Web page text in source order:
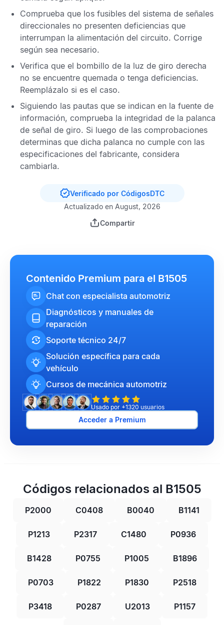
Comprueba que los fusibles del sistema de señales
direccionales no presenten deficiencias que
interrumpan la alimentación del circuito. Corrige
según sea necesario.
Verifica que el bombillo de la luz de giro derecha
no se encuentre quemada o tenga deficiencias.
Reemplázalo si es el caso.
Siguiendo las pautas que se indican en la fuente de
información, comprueba la integridad de la palanca
de señal de giro. Si luego de las comprobaciones
determinas que dicha palanca no cumple con las
especificaciones del fabricante, considera
cambiarla.
Verificado por CódigosDTC
Actualizado en August, 2026
Compartir
Contenido Premium para el B1505
Chat con especialista automotriz
Diagnósticos y manuales de
reparación
Soporte técnico 24/7
Solución específica para cada
vehículo
Cursos de mecánica automotriz
Usado por +1320 usuarios
Acceder a Premium
Códigos relacionados al B1505
P2000 C0408 B0040 B1141
P1213 P2317 C1480 P0936
B1428 P0755 P1005 B1896
P0703 P1822 P1830 P2518
P3418 P0287 U2013 P1157